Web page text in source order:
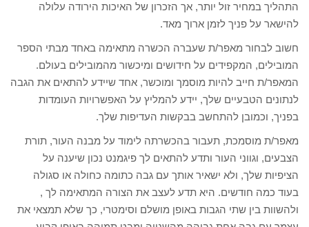
התהליך במחיר זול יותר, אך הזכרון של האיכות הירודה עלולה
להישאר על פניך לזמן ארוך מאד.
חשוב לבחור מאפר/ת שעברה הכשרה מתאימה באחד מבתי הספר
המובילים, המקפידים על חידושים ומיכשור מהמובילים בעולם.
המאפר/ת חייב להיות מוסמך ומוכשר, אחד שיידע להתאים את הגבה
לנתונים הטבעיים שלך, יידע להמליץ על האפשרויות העומדות
בפניך, וכמובן להתחשב בבקשות העדיפות שלך.
מאפר/ת מוסמכת, תעבור בהכשרתה לימוד על מבנה העור, תורת
הצבעים, וגווני העור ותדע להתאים לך פיגמנט נכון שיענה על
הציפיות שלך, ולא ישאיר אותך עם גבה כתומה כחולה או סגולה
בעוד כמה חודשים. היא תדע לעצב את הצורה המתאימה לך ,
ולהשוות בין שתי הגבות באופן מושלם וסימטרי, כך שלא תמצאי את